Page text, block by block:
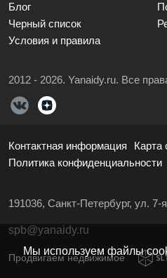
Мы используем файлы
Блог
Черный список
Условия и правила
2012 - 2026. Yanaidy.ru. Все
Контактная информация
Карта
Политика конфиденциальности
191036, Санкт-Петербург, ул. 7-
spb@yanaidy.ru
Продвигаем недвижимое